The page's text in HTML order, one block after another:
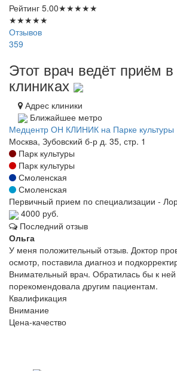
Рейтинг 5.00★★★★★
★★★★★
Отзывов
359
Этот врач ведёт приём
клиниках
Адрес клиники
Ближайшее метро
Медцентр ОН КЛИНИК на Парке культуры
Москва, Зубовский б-р д. 35, стр. 1
Парк культуры
Парк культуры
Смоленская
Смоленская
Первичный прием по специализации -
4000 руб.
Последний отзыв
Ольга
У меня положительный отзыв. Доктор
осмотр, поставила диагноз и
Внимательный врач. Обратилась бы к
порекомендовала другим пациентам.
Квалификация
Внимание
Цена-качество